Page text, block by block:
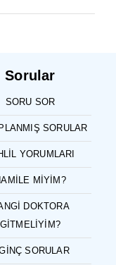
Sorular
SORU SOR
SORULAR
YORUMLARI
MIYIM?
DOKTORA
GITMELIYIM?
SORULAR